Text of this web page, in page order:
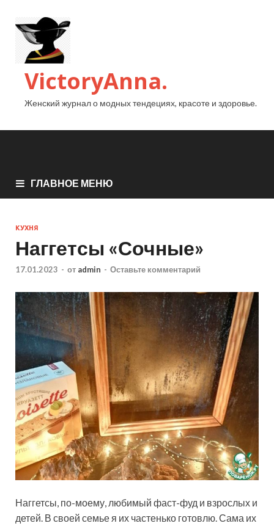
VictoryAnna.
Женский журнал о модных тендециях, красоте и здоровье.
ГЛАВНОЕ МЕНЮ
КУХНЯ
Наггетсы «Сочные»
17.01.2023 - от admin - Оставьте комментарий
Наггетсы, по-моему, любимый фаст-фуд и взрослых и
детей. В своей семье я их частенько готовлю. Сама их